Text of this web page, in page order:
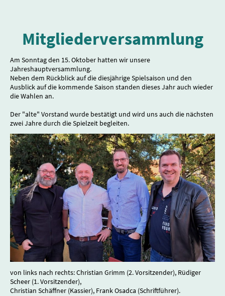
Mitgliederversammlung
Am Sonntag den 15. Oktober hatten wir unsere
Jahreshauptversammlung.
Neben dem Rückblick auf die diesjährige Spielsaison und den
Ausblick auf die kommende Saison standen dieses Jahr auch wieder
die Wahlen an.
Der "alte" Vorstand wurde bestätigt und wird uns auch die nächsten
zwei Jahre durch die Spielzeit begleiten.
von links nach rechts: Christian Grimm (2. Vorsitzender), Rüdiger
Scheer (1. Vorsitzender),
Christian Schäffner (Kassier), Frank Osadca (Schriftführer).